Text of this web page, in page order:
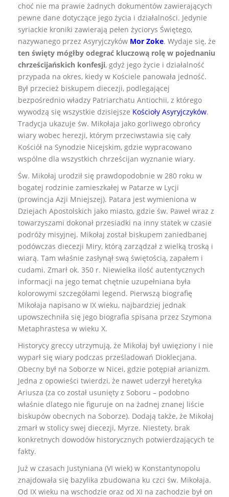
choć nie ma prawie żadnych dokumentów zawierających
pewne dane dotyczące jego życia i działalności. Jedynie
syriackie kroniki zawierają pełen życiorys Świętego,
nazywanego przez Asyryjczyków Mor Zoke. Wydaje się, że
ten święty mógłby odegrać kluczową rolę w pojednaniu
chrześcijańskich konfesji, gdyż jego życie i działalność
przypada na okres, kiedy w Kościele panowała jedność.
Był przecież biskupem diecezji, podlegającej
bezpośrednio władzy Patriarchatu Antiochii, z którego
wywodzą się wszystkie dzisiejsze Kościoły Asyryjczyków.
Tradycja ukazuje św. Mikołaja jako gorliwego obrońcy
wiary wobec herezji, którym przeciwstawia się cały
Kościół na Synodzie Nicejskim, gdzie wypracowano
wspólne dla wszystkich chrześcijan wyznanie wiary.
Św. Mikołaj urodził się prawdopodobnie w 280 roku w
bogatej rodzinie zamieszkałej w Patarze w Lycji
(prowincja Azji Mniejszej). Patara jest wymieniona w
Dziejach Apostolskich jako miasto, gdzie św. Paweł wraz z
towarzyszami dokonał przesiadki na inny statek w czasie
podróży misyjnej. Mikołaj został biskupem zaniedbanej
podówczas diecezji Miry, którą zarządzał z wielką troską i
wiarą. Tam właśnie zasłynął swą świętością, zapałem i
cudami. Zmarł ok. 350 r. Niewielka ilość autentycznych
informacji na jego temat chętnie uzupełniana była
kolorowymi szczegółami legend. Pierwszą biografię
Mikołaja napisano w IX wieku, najbardziej jednak
upowszechniła się jego biografia spisana przez Szymona
Metaphrastesa w wieku X.
Historycy greccy utrzymują, że Mikołaj był uwięziony i nie
wyparł się wiary podczas prześladowań Dioklecjana.
Obecny był na Soborze w Nicei, gdzie potępiał arianizm.
Jedna z opowieści twierdzi, że nawet uderzył heretyka
Ariusza (za co został usunięty z Soboru – podobno
właśnie dlatego nie figuruje on na żadnej znanej liście
biskupów obecnych na Soborze). Dodają także, że Mikołaj
zmarł w stolicy swej diecezji, Myrze. Niestety, brak
konkretnych dowodów historycznych potwierdzających te
fakty.
Już w czasach Justyniana (VI wiek) w Konstantynopolu
znajdowała się bazylika zbudowana ku czci św. Mikołaja.
Od IX wieku na wschodzie oraz od XI na zachodzie był on